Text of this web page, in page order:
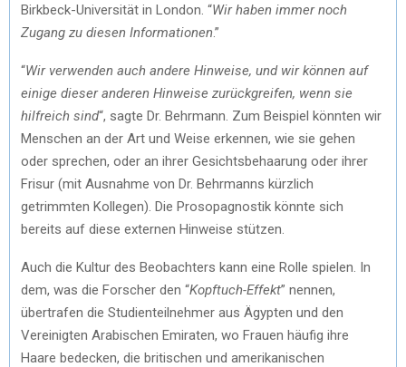
Birkbeck-Universität in London. “Wir haben immer noch
Zugang zu diesen Informationen.”
“Wir verwenden auch andere Hinweise, und wir können auf
einige dieser anderen Hinweise zurückgreifen, wenn sie
hilfreich sind“, sagte Dr. Behrmann. Zum Beispiel könnten wir
Menschen an der Art und Weise erkennen, wie sie gehen
oder sprechen, oder an ihrer Gesichtsbehaarung oder ihrer
Frisur (mit Ausnahme von Dr. Behrmanns kürzlich
getrimmten Kollegen). Die Prosopagnostik könnte sich
bereits auf diese externen Hinweise stützen.
Auch die Kultur des Beobachters kann eine Rolle spielen. In
dem, was die Forscher den “Kopftuch-Effekt” nennen,
übertrafen die Studienteilnehmer aus Ägypten und den
Vereinigten Arabischen Emiraten, wo Frauen häufig ihre
Haare bedecken, die britischen und amerikanischen